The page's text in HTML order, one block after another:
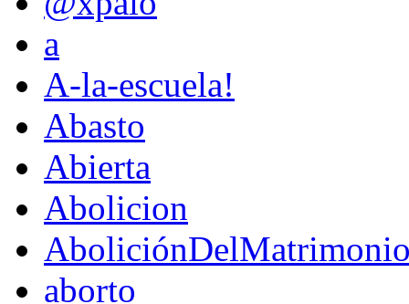
a
A-la-escuela!
Abasto
Abierta
Abolicion
aborto